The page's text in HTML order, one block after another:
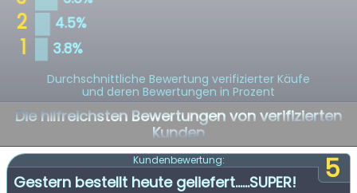
Durchschnittliche Bewertung verifizierter Käufe
und deren Bewertungen in Prozent
Die hilfreichsten Bewertungen von verifizierten
Kunden
5
Kundenbewertung:
Gestern bestellt heute geliefert......SUPER!